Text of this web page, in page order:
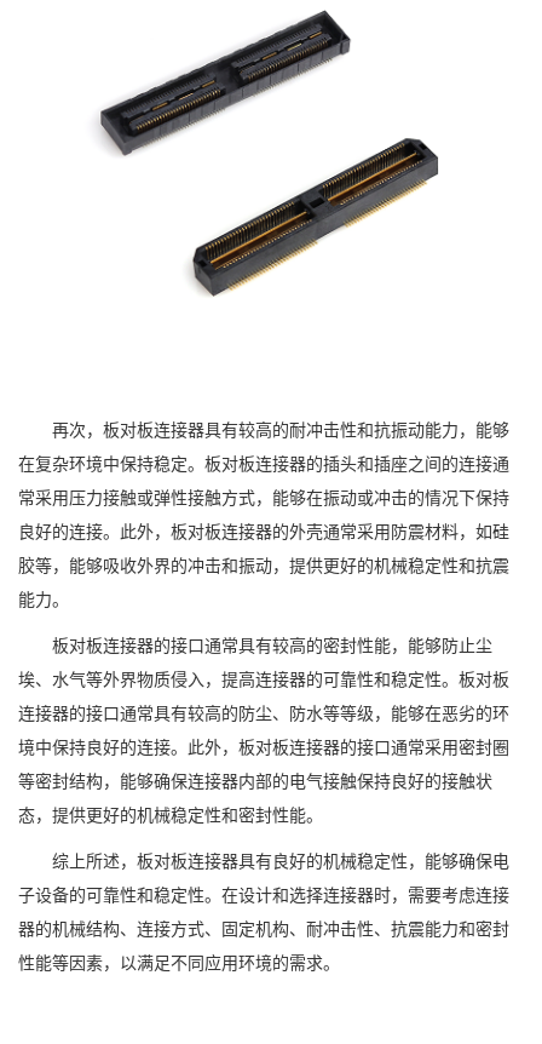
再次，板对板连接器具有较高的耐冲击性和抗振动能力，能够
在复杂环境中保持稳定。板对板连接器的插头和插座之间的连接通
常采用压力接触或弹性接触方式，能够在振动或冲击的情况下保持
良好的连接。此外，板对板连接器的外壳通常采用防震材料，如硅
胶等，能够吸收外界的冲击和振动，提供更好的机械稳定性和抗震
能力。
板对板连接器的接口通常具有较高的密封性能，能够防止尘
埃、水气等外界物质侵入，提高连接器的可靠性和稳定性。板对板
连接器的接口通常具有较高的防尘、防水等等级，能够在恶劣的环
境中保持良好的连接。此外，板对板连接器的接口通常采用密封圈
等密封结构，能够确保连接器内部的电气接触保持良好的接触状
态，提供更好的机械稳定性和密封性能。
综上所述，板对板连接器具有良好的机械稳定性，能够确保电
子设备的可靠性和稳定性。在设计和选择连接器时，需要考虑连接
器的机械结构、连接方式、固定机构、耐冲击性、抗震能力和密封
性能等因素，以满足不同应用环境的需求。